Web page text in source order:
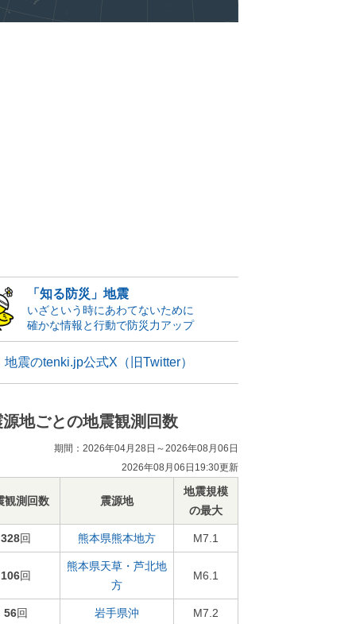
「知る防災」地震
いざという時にあわてないために
確かな情報と行動で防災力アップ
地震のtenki.jp公式X（旧Twitter）
源地ごとの地震観測回数
期間：2026年04月28日～2026年08月06日
2026年08月06日19:30更新
観測回数 震源地
地震規模
の最大
328回 熊本県熊本地方 M7.1
106回
熊本県天草・芦北地
方
M6.1
56回 岩手県沖 M7.2